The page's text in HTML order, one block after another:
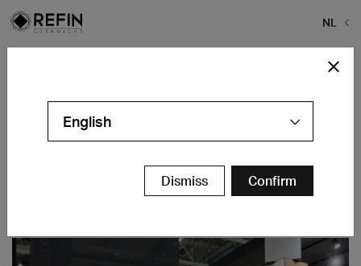
NL
Aanbevolen nieuws
English
Dismiss Confirm